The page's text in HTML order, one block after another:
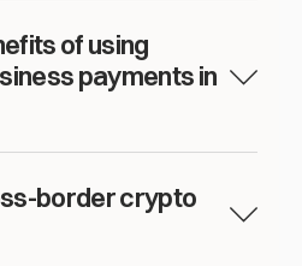
of using
payments in
border crypto